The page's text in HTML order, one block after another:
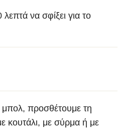
να σφίξει για το
μπολ, προσθέτουμε τη
κουτάλι, με σύρμα ή με